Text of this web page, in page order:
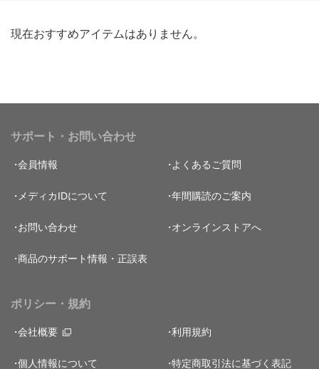
現在おすすめアイテムはありません。
サポート・お問い合わせ
会員情報 よくあるご質問
メディカIDについて 年間購読のご案内
お問い合わせ オンラインストアへ
商品のサポート情報・正誤表
ポリシー・規約
会社概要 利用規約
個人情報について 特定商取引法に基づく表記